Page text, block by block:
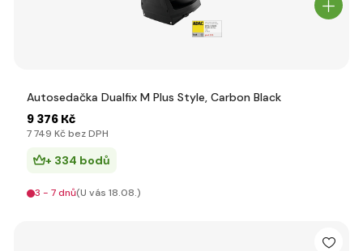
Autosedačka Dualfix M Plus Style, Carbon Black
9 376 Kč
7 749 Kč bez DPH
+ 334 bodů
3 - 7 dnů(U vás 18.08.)